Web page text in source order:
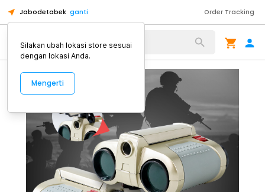
Jabodetabek ganti Order Tracking
Alat Kopi
Silakan ubah lokasi store sesuai
dengan lokasi Anda.
Mengerti